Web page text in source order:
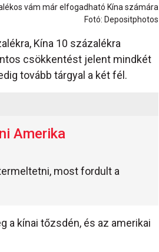
vám már elfogadható Kína számára
Fotó: Depositphotos
Kína 10 százalékra
csökkentést jelent mindkét
tovább tárgyal a két fél.
Amerika
most fordult a
a kínai tőzsdén, és az amerikai